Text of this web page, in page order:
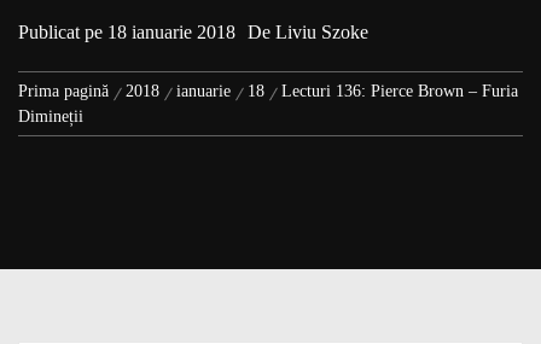
Publicat pe 18 ianuarie 2018 De Liviu Szoke
Prima pagină 2018 ianuarie 18
Lecturi 136: Pierce Brown – Furia
Dimineții